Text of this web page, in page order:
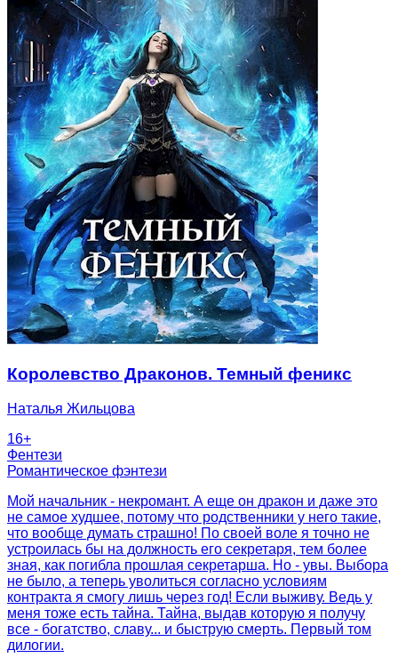
Королевство Драконов. Темный феникс
Наталья Жильцова
16+
Фентези
Романтическое фэнтези
Мой начальник - некромант. А еще он дракон и даже это
не самое худшее, потому что родственники у него такие,
что вообще думать страшно! По своей воле я точно не
устроилась бы на должность его секретаря, тем более
зная, как погибла прошлая секретарша. Но - увы. Выбора
не было, а теперь уволиться согласно условиям
контракта я смогу лишь через год! Если выживу. Ведь у
меня тоже есть тайна. Тайна, выдав которую я получу
все - богатство, славу... и быструю смерть. Первый том
дилогии.